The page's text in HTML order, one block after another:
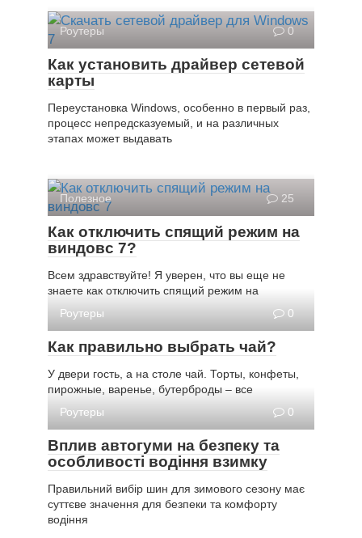
Роутеры 0
Как установить драйвер сетевой
карты
Переустановка Windows, особенно в первый раз,
процесс непредсказуемый, и на различных
этапах может выдавать
Полезное 25
Как отключить спящий режим на
виндовс 7?
Всем здравствуйте! Я уверен, что вы еще не
знаете как отключить спящий режим на
Роутеры
0
Как правильно выбрать чай?
У двери гость, а на столе чай. Торты, конфеты,
пирожные, варенье, бутерброды – все
Роутеры
0
Вплив автогуми на безпеку та
особливості водіння взимку
Правильний вибір шин для зимового сезону має
суттєве значення для безпеки та комфорту
водіння